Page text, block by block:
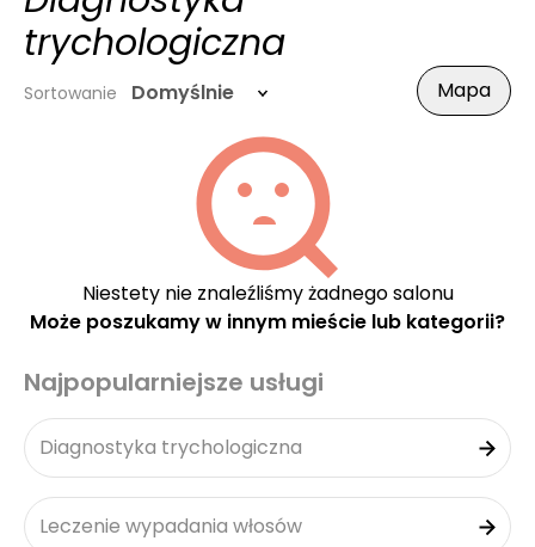
trychologiczna
Sortowanie Domyślnie Mapa
Niestety nie znaleźliśmy żadnego salonu
Może poszukamy w innym mieście lub kategorii?
Najpopularniejsze usługi
Diagnostyka trychologiczna
Leczenie wypadania włosów